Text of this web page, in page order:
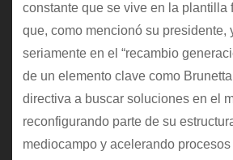
constante que se vive en la plantilla
que, como mencionó su presidente,
seriamente en el “recambio
de un elemento clave como
directiva a buscar soluciones en el
reconfigurando parte de su
mediocampo y acelerando